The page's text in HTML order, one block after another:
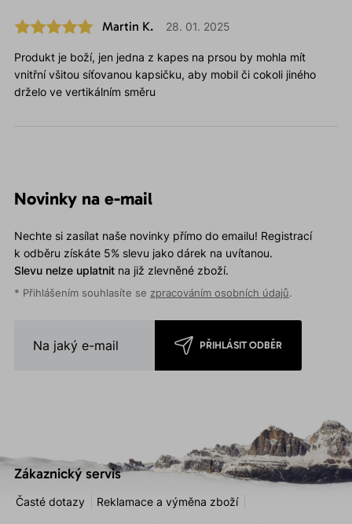
Martin K. 28. 01. 2025
Produkt je boží, jen jedna z kapes na prsou by mohla mít
vnitřní všitou síťovanou kapsičku, aby mobil či cokoli jiného
drželo ve vertikálním směru
Novinky na e-mail
Nechte si zasílat naše novinky přímo do emailu! Registrací
k odběru získáte 5% slevu jako dárek na uvítanou.
Slevu nelze uplatnitna již zlevněné zboží.
* Přihlášením souhlasíte se zpracováním osobních údajů.
PŘIHLÁSIT ODBĚR
Zákaznický servis
Časté dotazy Reklamace a výměna zboží